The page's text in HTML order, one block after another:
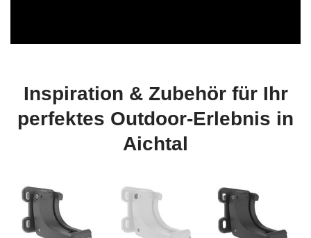
Inspiration & Zubehör für Ihr
perfektes Outdoor‑Erlebnis in
Aichtal